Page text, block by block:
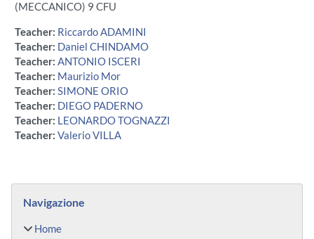
(MECCANICO) 9 CFU
Teacher: Riccardo ADAMINI
Teacher: Daniel CHINDAMO
Teacher: ANTONIO ISCERI
Teacher: Maurizio Mor
Teacher: SIMONE ORIO
Teacher: DIEGO PADERNO
Teacher: LEONARDO TOGNAZZI
Teacher: Valerio VILLA
Blocchi
Navigazione
Home